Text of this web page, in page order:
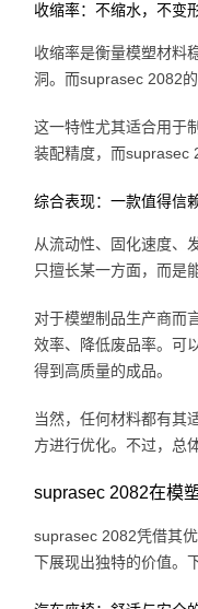
收缩率：不缩水，不变
收缩率是衡量模塑材料
洞。而suprasec 2082
这一特性尤其适合用于
装配精度，而suprasec
综合表现：一款值得信
从流动性、固化速度、
只擅长某一方面，而是
对于模塑制品生产商而
效率、降低废品率。可
得到高质量的成品。
当然，任何材料都有其
方进行优化。不过，总
suprasec 2082在模
suprasec 2082凭借其
下展现出独特的价值。